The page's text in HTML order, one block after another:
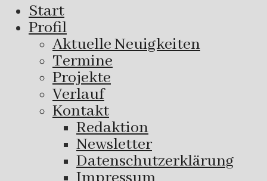
Start
Profil
Aktuelle Neuigkeiten
Termine
Projekte
Verlauf
Kontakt
Redaktion
Newsletter
Datenschutzerklärung